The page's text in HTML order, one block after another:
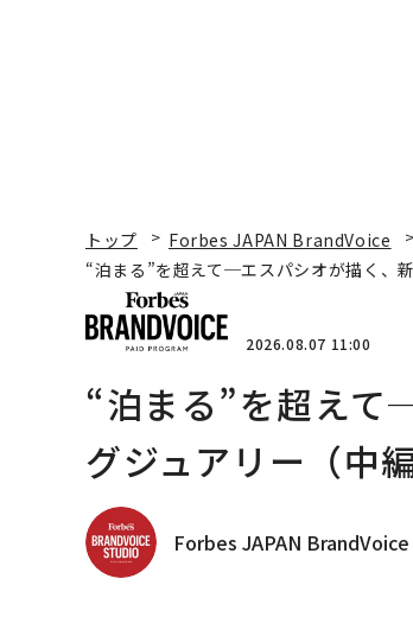
トップ Forbes JAPAN BrandVoice
“泊まる”を超えて─エスパシオが描く、
2026.08.07 11:00
“泊まる”を超えて
グジュアリー（中編
Forbes JAPAN